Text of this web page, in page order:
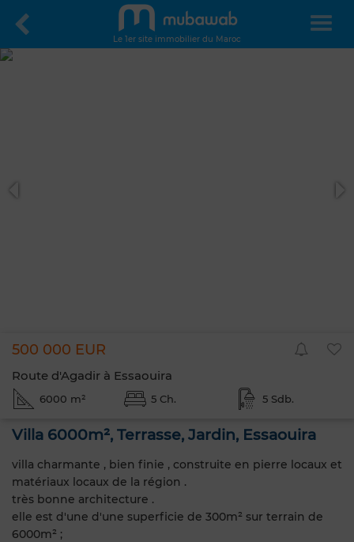
Le 1er site immobilier du Maroc
500 000 EUR
Route d'Agadir à Essaouira
6000 m² 5 Ch. 5 Sdb.
Villa 6000m², Terrasse, Jardin, Essaouira
villa charmante , bien finie , construite en pierre locaux et
matériaux locaux de la région .
très bonne architecture .
elle est d'une d'une superficie de 300m² sur terrain de
6000m² ;